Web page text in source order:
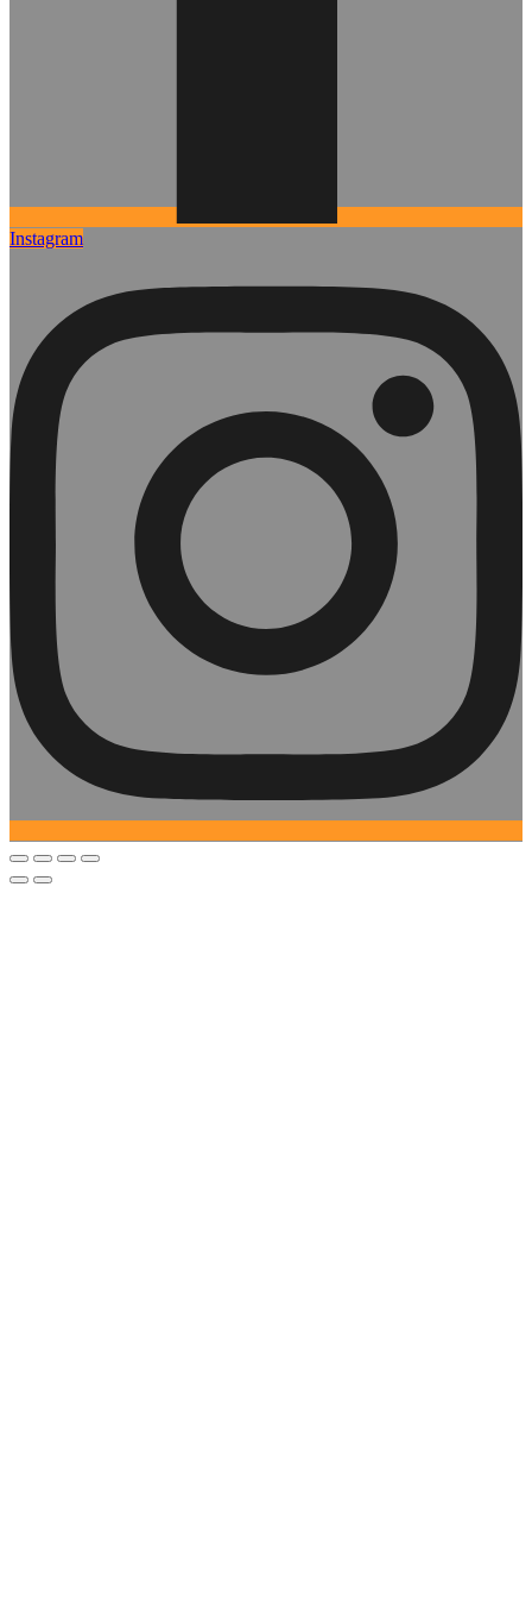
Instagram